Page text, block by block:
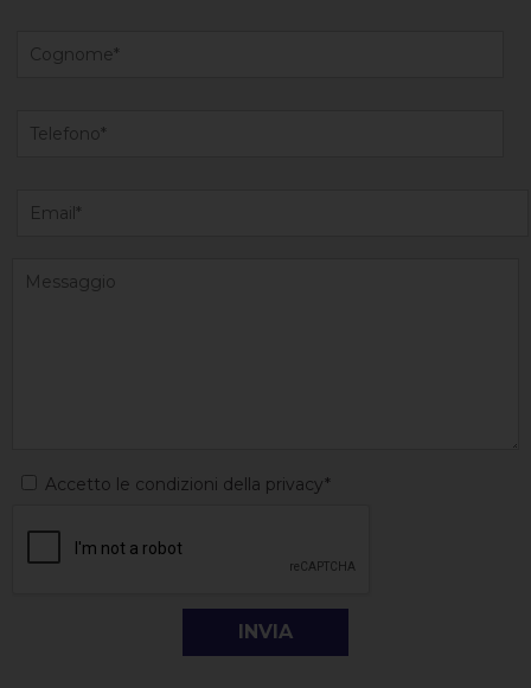
Accetto le condizioni della privacy*